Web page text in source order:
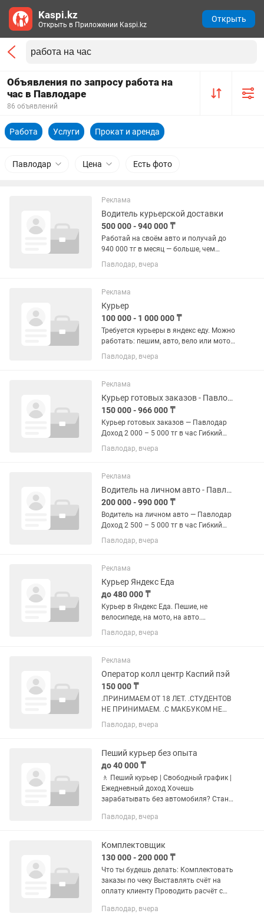
Объявления по запросу работа на
час в Павлодаре
86 объявлений
Работа Услуги Прокат и аренда
Павлодар Цена Есть фото
Реклама
Водитель курьерской доставки
500 000 - 940 000 ₸
Работай на своём авто и получай до
940 000 тг в месяц — больше, чем
рулём такси! Доставка еды —
стабильный спрос, короткие маршруты
Доход выше среднего по такси...
Павлодар, вчера
Реклама
Курьер
100 000 - 1 000 000 ₸
Требуется курьеры в яндекс еду. Можно
работать: пешим, авто, вело или мото
курьером. Средний доход пешего
курьера в час от 885 до 1985 тенге в
велосипеде в час от 1115...
Павлодар, вчера
Реклама
Курьер готовых заказов - Павлодар. Подработка/работа.
150 000 - 966 000 ₸
Курьер готовых заказов — Павлодар
Доход 2 000 – 5 000 тг в час Гибкий
график Работа рядом с домом •
Доставка уже готовых заказов •
Павлодар, вчера
Реклама
Водитель на личном авто - Павлодар. Подработка/работа.
200 000 - 990 000 ₸
Водитель на личном авто — Павлодар
Доход 2 500 – 5 000 тг в час Гибкий
график Работа рядом с домом •
Доставка уже готовых заказов •
мото. Мы предлагаем: —...
Павлодар, вчера
Реклама
Курьер Яндекс Еда
до 480 000 ₸
Курьер в Яндекс Еда. Пешие, не
велосипеде, на мото, на авто.
Работайте в любое время, как вам
удобно Ваш доход: • пеший: 1140 тг в
велосипеде: 1320 тг в час / 330 000...
Павлодар, вчера
Реклама
Оператор колл центр Каспий пэй
150 000 ₸
.ПРИНИМАЕМ ОТ 18 ЛЕТ. .СТУДЕНТОВ
НЕ ПРИНИМАЕМ. .С МАКБУКОМ НЕ
ПРИНИМАЕМ. .ВИНДОВС ОТ 10 И
ВЫШЕ.. .СКОРОСТЬ ИНТЕРНЕТА ОТ 30-
СЕРЬЁЗНЫХ НЕ БЕСПОКОИТЬ.
ПИСАТЬ,ТОЛЬКО ТЕМ, КТЛ...
Павлодар, вчера
Пеший курьер без опыта
до 40 000 ₸
🚶 Пеший курьер | Свободный график |
Ежедневный доход Хочешь
зарабатывать без автомобиля? Стань
чем больше заказов, тем больше
и...
Павлодар, вчера
Комплектовщик
130 000 - 200 000 ₸
Что ты будешь делать: Комплектовать
заказы по чеку Выставлять счёт на
оплату клиенту Проводить расчёт с
(“Передан курьеру”, “Доставлен” и т.д.)
Павлодар, вчера
Kaspi.kz
Открыть в Приложении Kaspi.kz
Открыть